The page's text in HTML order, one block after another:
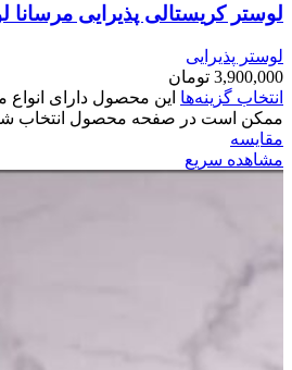
لوستر کریستالی پذیرایی مرسانا
لوستر پذیرایی
3,900,000 تومان
انتخاب گزینه‌ها این محصول دارای انواع
ممکن است در صفحه محصول انتخاب
مقایسه
مشاهده سریع